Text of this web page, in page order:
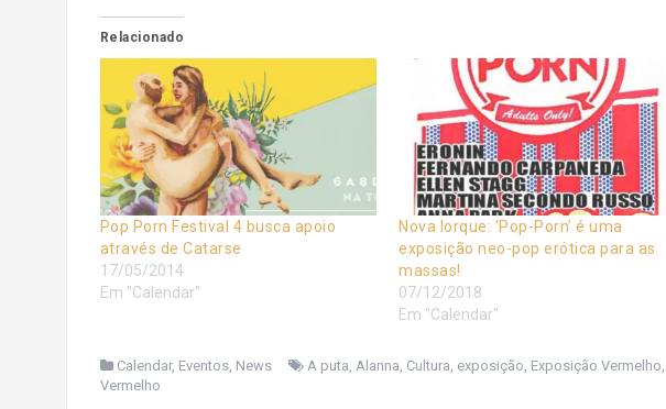
Relacionado
Pop Porn Festival 4 busca apoio
através de Catarse
17/05/2014
Em "Calendar"
Nova Iorque: ‘Pop-Porn’ é uma
exposição neo-pop erótica para as
massas!
07/12/2018
Em "Calendar"
Calendar, Eventos, News A puta, Alanna, Cultura, exposição, Exposição Vermelho,
Vermelho